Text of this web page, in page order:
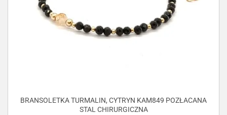
BRANSOLETKA TURMALIN, CYTRYN KAM849 POZŁACANA
STAL CHIRURGICZNA